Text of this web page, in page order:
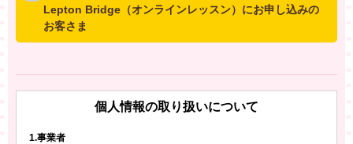
Lepton Bridge（オンラインレッスン）にお申し込みの
お客さま
いいたします。
※ご兄弟姉妹など複数でお申し込みの場合、お一人ず
個人情報の取り扱いについて
1.事業者